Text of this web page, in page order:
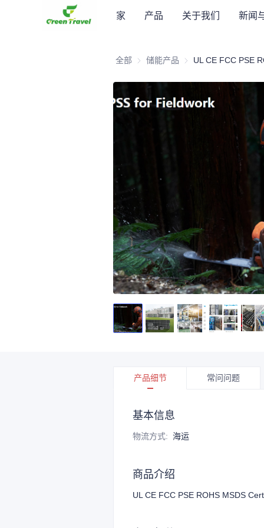
家 产品 关于我们 新闻
全部 储能产品 储能产品
产品细节 常问问题
基本信息
物流方式: 海运
商品介绍
UL CE FCC PSE ROHS MSDS